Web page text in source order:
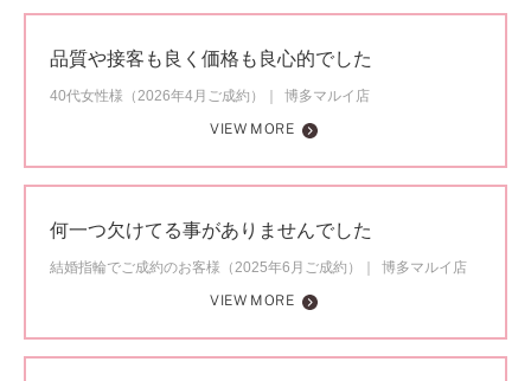
品質や接客も良く価格も良心的でした
40代女性様（2026年4月ご成約）
博多マルイ店
VIEW MORE
何一つ欠けてる事がありませんでした
結婚指輪でご成約のお客様（2025年6月ご成約）
博多マルイ店
VIEW MORE